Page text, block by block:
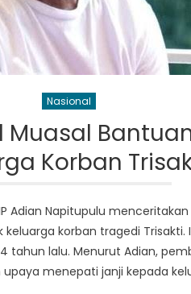
Nasional
Muasal
Korban
Adian Napitupulu
korban tragedi
lalu. Menurut Adian,
menepati janji kepada